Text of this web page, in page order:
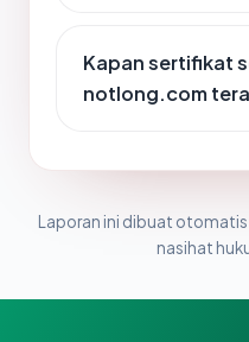
Kapan sertifikat
notlong.com
Laporan ini dibuat otomatis
nasihat